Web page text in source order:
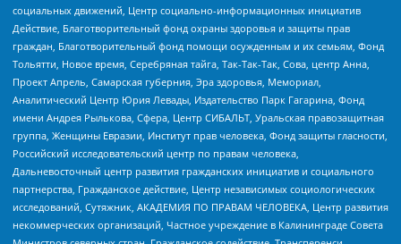
социальных движений, Центр социально-информационных инициатив
Действие, Благотворительный фонд охраны здоровья и защиты прав
граждан, Благотворительный фонд помощи осужденным и их семьям, Фонд
Тольятти, Новое время, Серебряная тайга, Так-Так-Так, Сова, центр Анна,
Проект Апрель, Самарская губерния, Эра здоровья, Мемориал,
Аналитический Центр Юрия Левады, Издательство Парк Гагарина, Фонд
имени Андрея Рылькова, Сфера, Центр СИБАЛЬТ, Уральская правозащитная
группа, Женщины Евразии, Институт прав человека, Фонд защиты гласности,
Российский исследовательский центр по правам человека,
Дальневосточный центр развития гражданских инициатив и социального
партнерства, Гражданское действие, Центр независимых социологических
исследований, Сутяжник, АКАДЕМИЯ ПО ПРАВАМ ЧЕЛОВЕКА, Центр развития
некоммерческих организаций, Частное учреждение в Калининграде Совета